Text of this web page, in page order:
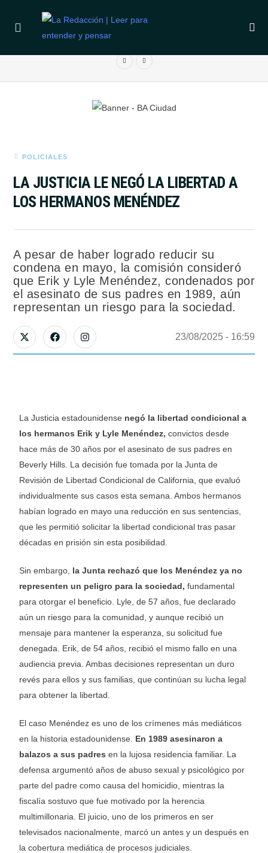
ÚLTIMAS NOTICIAS
RIVER ACUERDA LA COMPRA DE THIAGO ALMADA CON UN
POLICIALES
LA JUSTICIA LE NEGÓ LA LIBERTAD A
LOS HERMANOS MENÉNDEZ
A pesar de haber logrado reducir su
condena en mayo, la comisión consideró
que Erik y Lyle Menéndez, condenados por
el asesinato de sus padres en 1989, aún
representan un riesgo para la sociedad.
23/08/2025 - 16:59
La Justicia estadounidense negó la libertad condicional a
los hermanos Erik y Lyle Menéndez, convictos desde
hace más de 30 años por el asesinato de sus padres en
Beverly Hills. La decisión fue tomada por la Junta de
Revisión de Libertad Condicional de California, que evaluó
individualmente sus casos esta semana. Ambos hermanos
habían logrado en mayo una reducción en sus sentencias,
que les permitió solicitar la libertad condicional tras pasar
décadas en prisión sin esta posibilidad.
Sin embargo, la Junta rechazó que los Menéndez ya no
representen un peligro para la sociedad, fundamental
para otorgar el beneficio. Lyle, de 57 años, fue declarado
aún un riesgo para la comunidad, y aunque recibió un
mensaje para mantener la esperanza, su solicitud fue
denegada. Erik, de 54 años, recibió el mismo fallo en una
audiencia previa. Ambas decisiones representan un duro
revés para ellos y sus familias, que continúan su lucha legal
para obtener la libertad.
El caso Menéndez es uno de los crímenes más mediáticos
en la historia estadounidense. En 1989 asesinaron a
balazos a sus padres en la lujosa residencia familiar. La
defensa argumentó años de abuso sexual y psicológico por
parte del padre como causa del homicidio, mientras la
fiscalía sostuvo que fue motivado por la herencia
multimillonaria. El juicio, uno de los primeros en ser
televisados nacionalmente, marcó un antes y un después en
la cobertura mediática de procesos judiciales.